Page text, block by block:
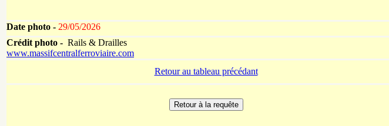
Date photo - 29/05/2026
Crédit photo - Rails & Drailles
www.massifcentralferroviaire.com
Retour au tableau précédant